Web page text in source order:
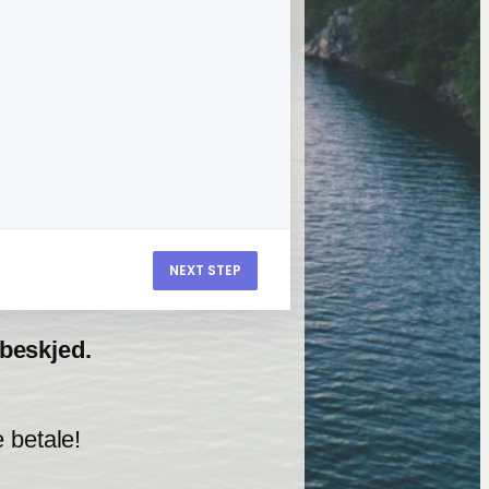
NEXT STEP
betale!